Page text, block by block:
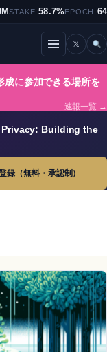
STAKE 58.7%EPOCH
メニューを開閉
𝕏
に参加できる場所を
速報一覧 →
Building the
録（無料・承認制）